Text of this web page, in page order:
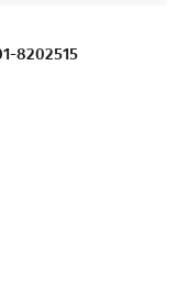
8202515